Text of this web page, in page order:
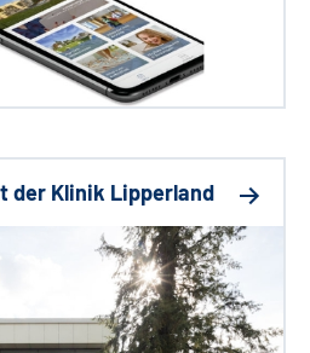
der Klinik Lipperland